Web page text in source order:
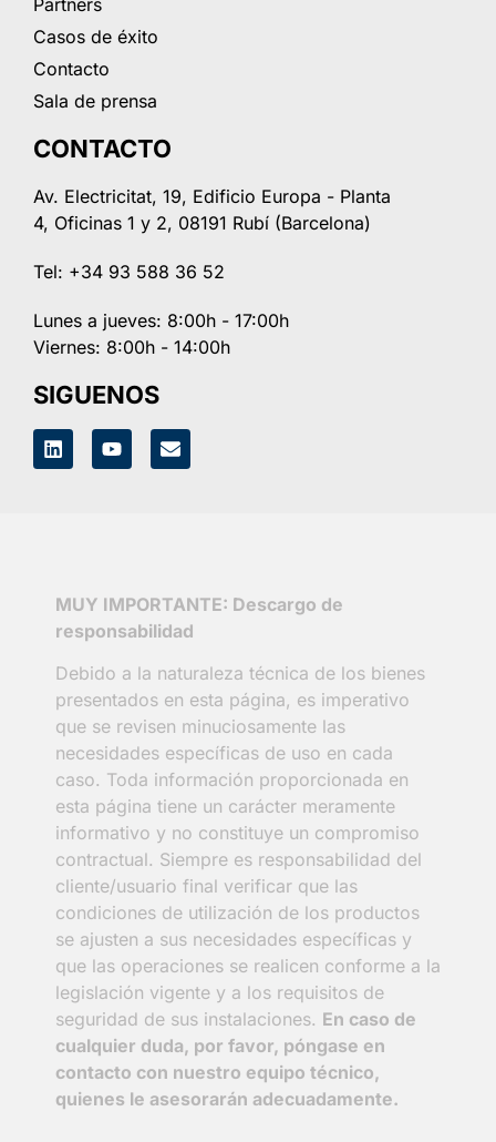
Casos de éxito
Contacto
Sala de prensa
CONTACTO
Av. Electricitat, 19, Edificio Europa - Planta
4, Oficinas 1 y 2, 08191 Rubí (Barcelona)
Tel: +34 93 588 36 52
Lunes a jueves: 8:00h - 17:00h
Viernes: 8:00h - 14:00h
SIGUENOS
MUY IMPORTANTE: Descargo de
responsabilidad
Debido a la naturaleza técnica de los bienes
presentados en esta página, es imperativo
que se revisen minuciosamente las
necesidades específicas de uso en cada
caso. Toda información proporcionada en
esta página tiene un carácter meramente
informativo y no constituye un compromiso
contractual. Siempre es responsabilidad del
cliente/usuario final verificar que las
condiciones de utilización de los productos
se ajusten a sus necesidades específicas y
que las operaciones se realicen conforme a la
legislación vigente y a los requisitos de
seguridad de sus instalaciones. En caso de
cualquier duda, por favor, póngase en
contacto con nuestro equipo técnico,
quienes le asesorarán adecuadamente.